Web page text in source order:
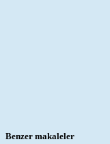
Benzer makaleler